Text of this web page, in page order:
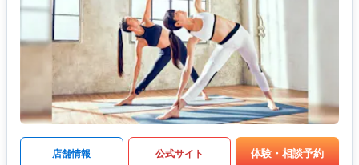
店舗情報 公式サイト 体験・相談予約